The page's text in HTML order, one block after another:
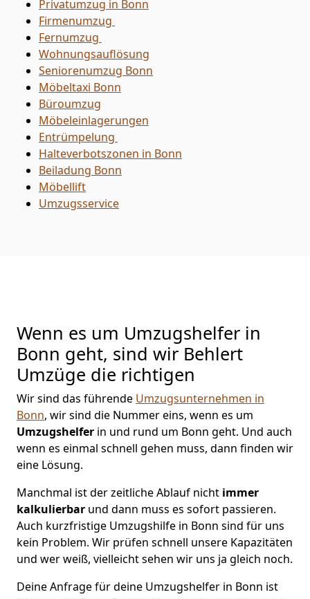
Privatumzug in Bonn
Firmenumzug
Fernumzug
Wohnungsauflösung
Seniorenumzug Bonn
Möbeltaxi Bonn
Büroumzug
Möbeleinlagerungen
Entrümpelung
Halteverbotszonen in Bonn
Beiladung Bonn
Möbellift
Umzugsservice
Wenn es um Umzugshelfer in
Bonn geht, sind wir Behlert
Umzüge die richtigen
Wir sind das führende Umzugsunternehmen in
Bonn, wir sind die Nummer eins, wenn es um
Umzugshelfer in und rund um Bonn geht. Und auch
wenn es einmal schnell gehen muss, dann finden wir
eine Lösung.
Manchmal ist der zeitliche Ablauf nicht immer
kalkulierbar und dann muss es sofort passieren.
Auch kurzfristige Umzugshilfe in Bonn sind für uns
kein Problem. Wir prüfen schnell unsere Kapazitäten
und wer weiß, vielleicht sehen wir uns ja gleich noch.
Deine Anfrage für deine Umzugshelfer in Bonn ist